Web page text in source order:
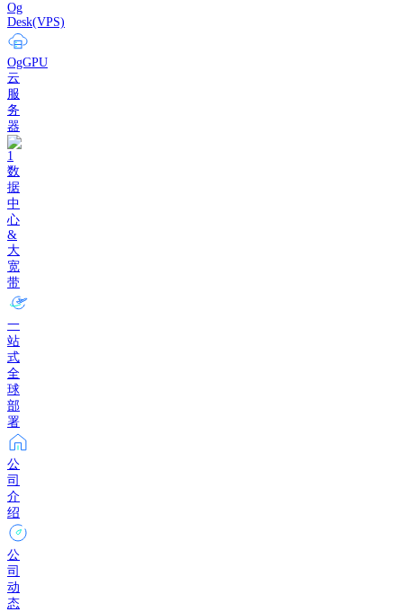
Og
Desk(VPS)
OgGPU
云
服
务
器
数
据
中
心
&
大
宽
带
一
站
式
全
球
部
署
公
司
介
绍
公
司
动
态